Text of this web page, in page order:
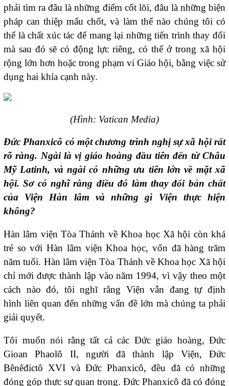
phải tìm ra đâu là những điểm cốt lõi, đâu là những biện
pháp can thiệp mấu chốt, và làm thế nào chúng tôi có
thể là chất xúc tác để mang lại những tiến trình thay đổi
mà sau đó sẽ có động lực riêng, có thể ở trong xã hội
rộng lớn hơn hoặc trong phạm vi Giáo hội, bằng việc sử
dụng hai khía cạnh này.
(Hình: Vatican Media)
Đức Phanxicô có một chương trình nghị sự xã hội rất
rõ ràng. Ngài là vị giáo hoàng đầu tiên đến từ Châu
Mỹ Latinh, và ngài có những ưu tiên lớn về mặt xã
hội. Sơ có nghĩ rằng điều đó làm thay đổi bản chất
của Viện Hàn lâm
và những gì Viện thựchiện
không?
Hàn lâm viện Tòa Thánh về Khoa học Xã hội còn khá
trẻ so với Hàn lâm viện Khoa học, vốn đã hàng trăm
năm tuổi. Hàn lâm viện Tòa Thánh về Khoa học Xã hội
chỉ mới được thành lập vào năm 1994, vì vậy theo một
cách nào đó, tôi nghĩ rằng Viện vẫn đang tự định
hình liên quan đến những vấn đề lớn mà chúng ta phải
giải quyết.
Tôi muốn nói rằng tất cả các Đức giáo hoàng, Đức
Gioan Phaolô II, người đã thành lập Viện, Đức
Bênêđictô XVI và Đức Phanxicô, đều đã có những
đóng góp thực sự quan trọng. Đức Phanxicô đã có đóng